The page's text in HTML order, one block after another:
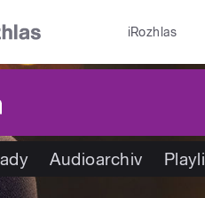
iRozhlas
Audioarchiv